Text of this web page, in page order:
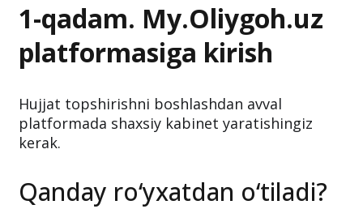
1-qadam. My.Oliygoh.uz
platformasiga kirish
Hujjat topshirishni boshlashdan avval
platformada shaxsiy kabinet yaratishingiz
kerak.
Qanday ro‘yxatdan o‘tiladi?